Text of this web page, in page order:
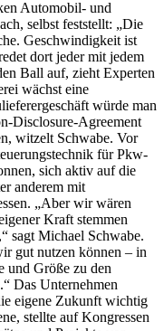
Automobil- und
selbst feststellt: „Die
Geschwindigkeit ist
dort jeder mit jedem
Ball auf, zieht Experten
wächst eine
würde man
Disclosure-Agreement
witzelt Schwabe. Vor
für Pkw-
sich aktiv auf die
anderem mit
„Aber wir wären
Kraft stemmen
sagt Michael Schwabe.
gut nutzen können – in
und Größe zu den
Das Unternehmen
eigene Zukunft wichtig
stellte auf Kongressen